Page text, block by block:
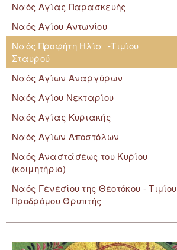
Ναός Αγίας Παρασκευής
Ναός Αγίου Αντωνίου
Ναός Προφήτη Ηλία -Τιμίου
Σταυρού
Ναός Αγίων Αναργύρων
Ναός Αγίου Νεκταρίου
Ναός Αγίας Κυριακής
Ναός Αγίων Αποστόλων
Ναός Αναστάσεως του Κυρίου
(κοιμητήριο)
Ναός Γενεσίου της Θεοτόκου - Τιμίου
Προδρόμου Θρυπτής